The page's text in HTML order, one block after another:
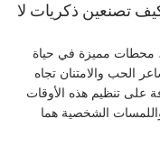
تصنعين ذكريات لا
محطات مميزة في حياة
الحب والامتنان تجاه
على تنظيم هذه الأوقات
الشخصية هما